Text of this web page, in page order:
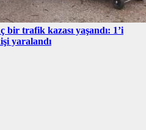
bir trafik kazası yaşandı: 1’i
yaralandı